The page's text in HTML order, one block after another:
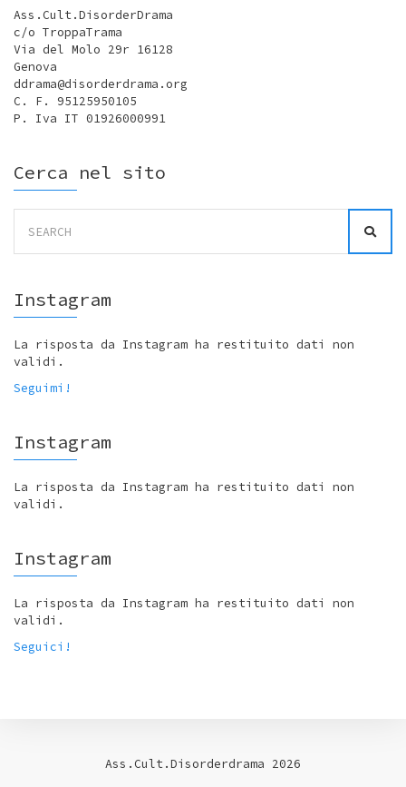
Ass.Cult.DisorderDrama
c/o TroppaTrama
Via del Molo 29r 16128
Genova
ddrama@disorderdrama.org
C. F. 95125950105
P. Iva IT 01926000991
Cerca nel sito
for:
Instagram
La risposta da Instagram ha restituito dati non
validi.
Seguimi!
Instagram
La risposta da Instagram ha restituito dati non
validi.
Instagram
La risposta da Instagram ha restituito dati non
validi.
Seguici!
Ass.Cult.Disorderdrama 2026